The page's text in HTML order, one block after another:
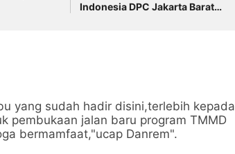
Indonesia DPC Jakarta Barat
yang sudah hadir disini,terlebih kepada
pembukaan jalan baru program TMMD
bermamfaat,"ucap Danrem".